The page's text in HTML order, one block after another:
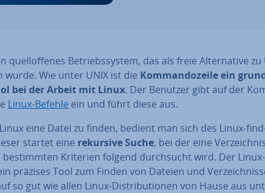
quell­of­fe­nes Be­triebs­sys­tem, das als freie Al­ter­na­ti­ve zu
wurde. Wie unter UNIX ist die Kom­man­do­zei­le ein
bei der Arbeit mit Linux. Der Benutzer gibt auf der
Linux-Befehle ein und führt diese aus.
eine Datei zu finden, bedient man sich des Linux-
startet eine rekursive Suche, bei der eine
be­stimm­ten Kriterien folgend durch­sucht wird. Der
präzises Tool zum Finden von Dateien und
so gut wie allen Linux-Dis­tri­bu­tio­nen von Hause aus